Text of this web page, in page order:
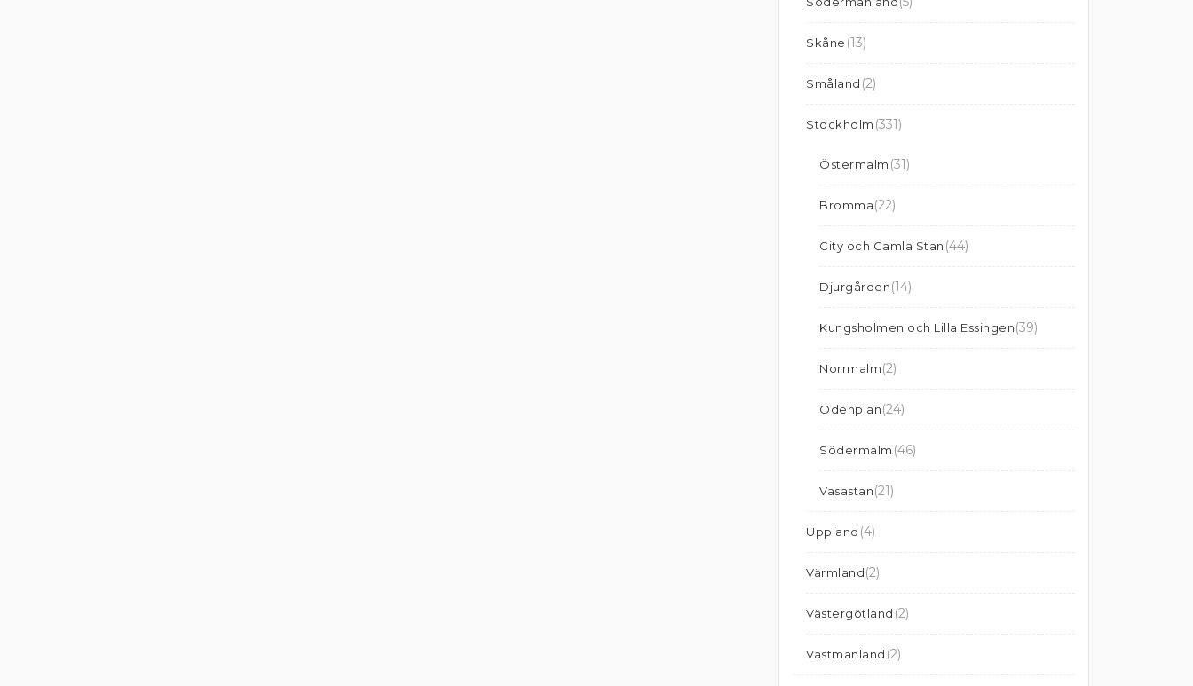
Skåne (13)
Småland (2)
Stockholm (331)
Östermalm (31)
Bromma(22)
City och Gamla Stan (44)
Djurgården(14)
Kungsholmen och Lilla Essingen(39)
Norrmalm(2)
Odenplan(24)
Södermalm (46)
Vasastan(21)
Uppland (4)
Värmland(2)
Västergötland (2)
Västmanland (2)